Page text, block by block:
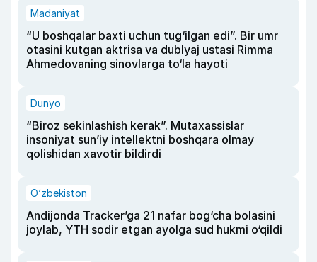
Madaniyat
“U boshqalar baxti uchun tug‘ilgan edi”. Bir umr
otasini kutgan aktrisa va dublyaj ustasi Rimma
Ahmedovaning sinovlarga to‘la hayoti
Dunyo
“Biroz sekinlashish kerak”. Mutaxassislar
insoniyat sun’iy intellektni boshqara olmay
qolishidan xavotir bildirdi
O‘zbekiston
Andijonda Tracker’ga 21 nafar bog‘cha bolasini
joylab, YTH sodir etgan ayolga sud hukmi o‘qildi